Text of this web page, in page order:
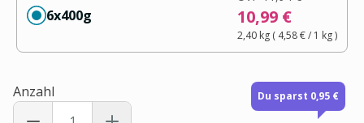
6x400g 10,99 €
2,40 kg( 4,58 €/ 1 kg)
Anzahl Du sparst 0,95 €